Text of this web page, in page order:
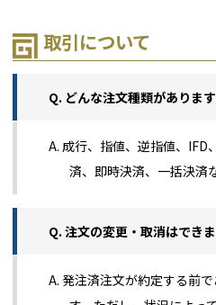
取引について
Q. どんな注文種類がありま
A. 成行、指値、逆指値、IFD
済、即時決済、一括決済
Q. 注文の変更・取消はでき
A. 発注済注文が約定する前